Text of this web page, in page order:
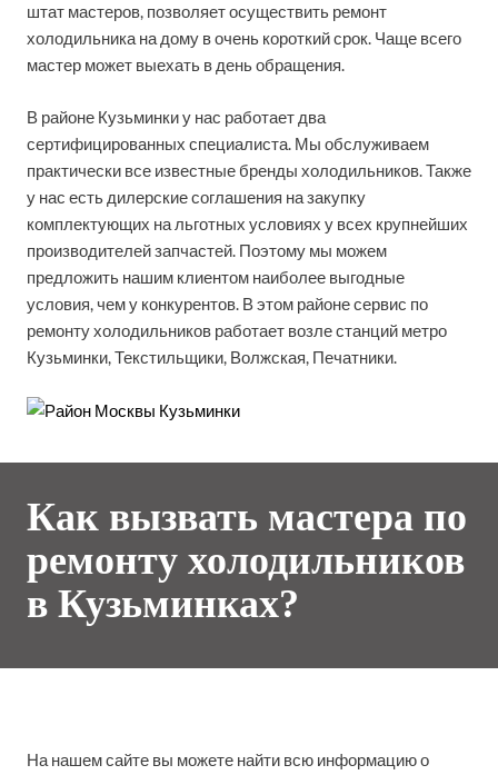
штат мастеров, позволяет осуществить ремонт
холодильника на дому в очень короткий срок. Чаще всего
мастер может выехать в день обращения.
В районе Кузьминки у нас работает два
сертифицированных специалиста. Мы обслуживаем
практически все известные бренды холодильников. Также
у нас есть дилерские соглашения на закупку
комплектующих на льготных условиях у всех крупнейших
производителей запчастей. Поэтому мы можем
предложить нашим клиентом наиболее выгодные
условия, чем у конкурентов. В этом районе сервис по
ремонту холодильников работает возле станций метро
Кузьминки, Текстильщики, Волжская, Печатники.
Как вызвать мастера по
ремонту холодильников
в Кузьминках?
На нашем сайте вы можете найти всю информацию о